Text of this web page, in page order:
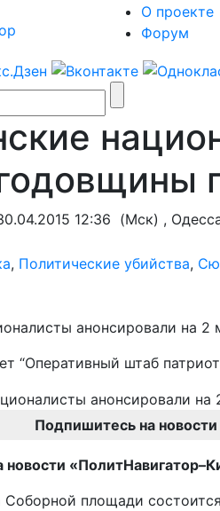
О проекте
Форум
12:36 (Мск) ,
, Политические убийства,
анонсировали на
“Оперативный штаб
Подпишитесь на
Соборной площади